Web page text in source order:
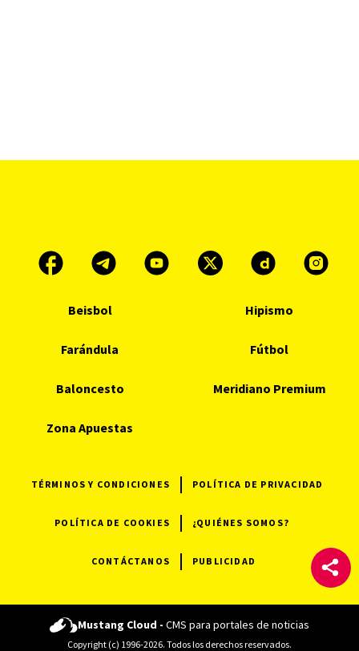
Beisbol Hipismo
Farándula Fútbol
Baloncesto Meridiano Premium
Zona Apuestas
TÉRMINOS Y CONDICIONES POLÍTICA DE PRIVACIDAD
POLÍTICA DE COOKIES ¿QUIÉNES SOMOS?
CONTÁCTANOS PUBLICIDAD
Mustang Cloud - CMS para portales de noticias
Copyright (c) 1996-2026. Todos los derechos reservados.